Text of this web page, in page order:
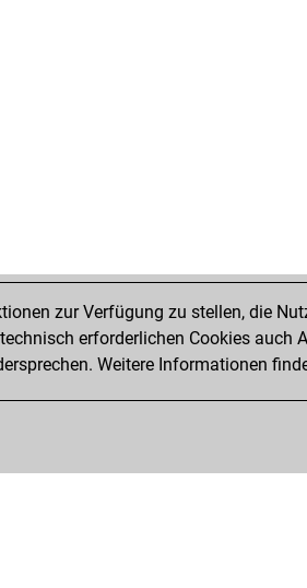
zur Verfügung zu stellen, die
erforderlichen Cookies auch
Weitere Informationen